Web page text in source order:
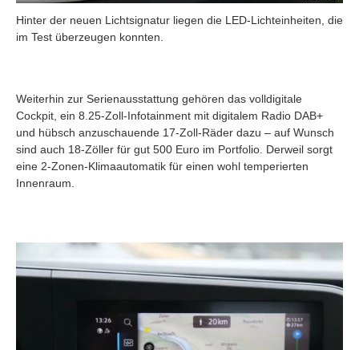
Hinter der neuen Lichtsignatur liegen die LED-Lichteinheiten, die
im Test überzeugen konnten.
Weiterhin zur Serienausstattung gehören das volldigitale
Cockpit, ein 8.25-Zoll-Infotainment mit digitalem Radio DAB+
und hübsch anzuschauende 17-Zoll-Räder dazu – auf Wunsch
sind auch 18-Zöller für gut 500 Euro im Portfolio. Derweil sorgt
eine 2-Zonen-Klimaautomatik für einen wohl temperierten
Innenraum.